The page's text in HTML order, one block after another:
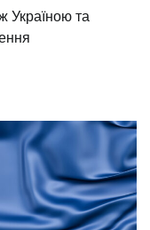
Україною та